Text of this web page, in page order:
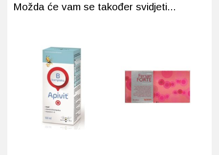
Možda će vam se također svidjeti...